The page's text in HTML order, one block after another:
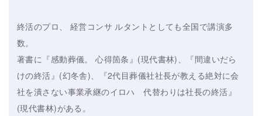
終活のプロ、 経営コンサ ルタントとしても全国で講演多
数。
著書に『感動葬儀。 心得箇条』(現代書林)、『間違いだら
けの終活』(幻冬舎)、『2代目葬儀社社長が教える絶対に会
社を潰さない事業承継のイロハ 代替わりは社長の終活』
(現代書林)がある。